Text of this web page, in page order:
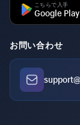
こちらで入手
Google Play
お問い合わせ